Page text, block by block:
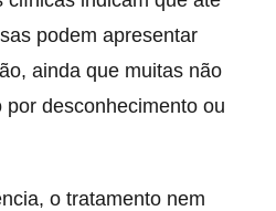
podem apresentar
ainda que muitas não
desconhecimento ou
o tratamento nem